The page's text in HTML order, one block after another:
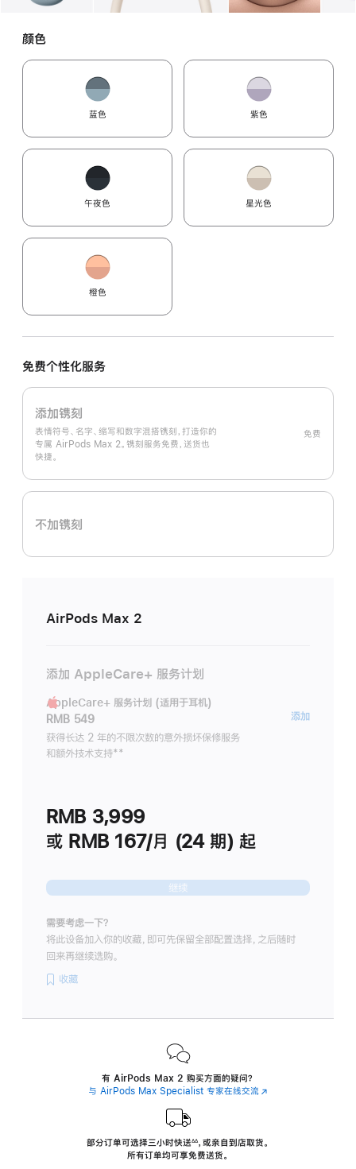
颜色
蓝色 紫色
午夜色 星光色
橙色
免费个性化服务
添加镌刻
表情符号、名字、缩写和数字混搭镌刻，打造你的
专属 AirPods Max 2。镌刻服务免费，送货也
快捷。
免费
不加镌刻
AirPods Max 2
添加 AppleCare+ 服务计划
AppleCare+ 服务计划 (适用于耳机)
RMB 549
获得长达 2 年的不限次数的意外损坏保修服务
和额外技术支持脚
**
添加
RMB 3,999
或 RMB 167/月 (24 期) 起
继续
需要考虑一下？
将此设备加入你的收藏，即可先保留全部配置选择，之后随时
回来再继续选购。
收藏
有 AirPods Max 2 购买方面的疑问？
与 AirPods Max Specialist 专家在线交流(在
中
部分订单可选择三小时快送∆∆， 或亲自到店取货。
所有订单均可享免费送货。